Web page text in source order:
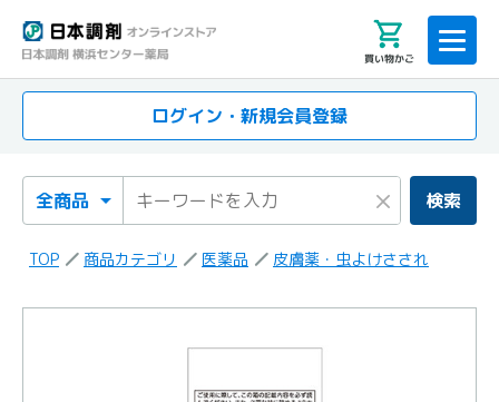
買い物かご
ログイン・新規会員登録
検索カテゴリ
検索キーワード × 検索
TOP 商品カテゴリ 医薬品 皮膚薬・虫よけさされ